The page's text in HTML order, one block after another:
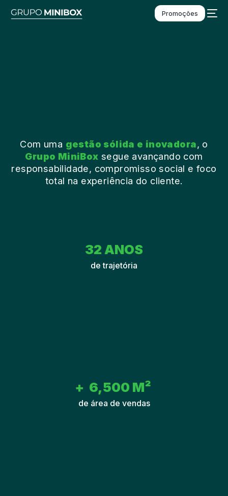
Promoções
Com uma gestão sólida e inovadora, o
Grupo MiniBox segue avançando com
responsabilidade, compromisso social e foco
total na experiência do cliente.
de trajetória
32 ANOS
de área de vendas
+ 6,500 M²
Alianças
Contato